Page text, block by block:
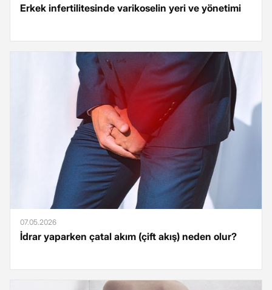
Erkek infertilitesinde varikoselin yeri ve yönetimi
07.05.2026
İdrar yaparken çatal akım (çift akış) neden olur?